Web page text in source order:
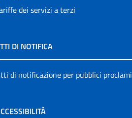
dei servizi a terzi
DI NOTIFICA
di notificazione per pubblici proclami